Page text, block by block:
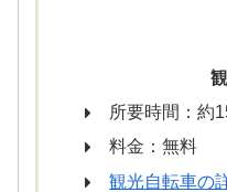
所要時間：約
料金：無料
観光自転車の